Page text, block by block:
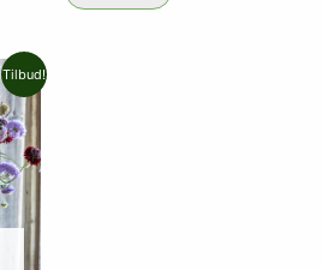
Tilbud!